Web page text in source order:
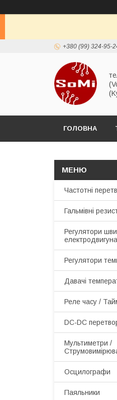
+380 (99) 324-95-
ГОЛОВНА
Частотні
Гальмівні
Регулятори
електродвигуна
Регулятори
Давачі
Реле часу /
DC-DC
Мультиметри /
Осцилографи
Паяльники